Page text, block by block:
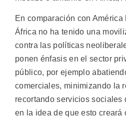
En comparación con
África no ha tenido una
contra las políticas
ponen énfasis en el sector
público, por ejemplo
comerciales, minimizando la
recortando servicios sociales
en la idea de que esto creará